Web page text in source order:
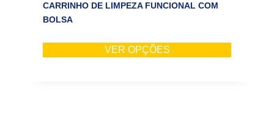
CARRINHO DE LIMPEZA FUNCIONAL COM
BOLSA
VER OPÇÕES